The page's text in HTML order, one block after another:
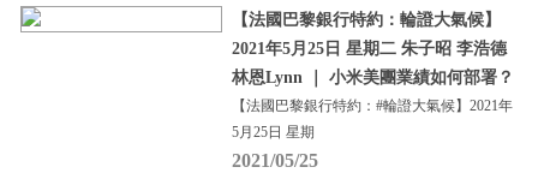
【法國巴黎銀行特約：輪證大氣候】
2021年5月25日 星期二 朱子昭 李浩德
林恩Lynn ｜ 小米美團業績如何部署？
【法國巴黎銀行特約：#輪證大氣候】2021年
5月25日 星期
2021/05/25